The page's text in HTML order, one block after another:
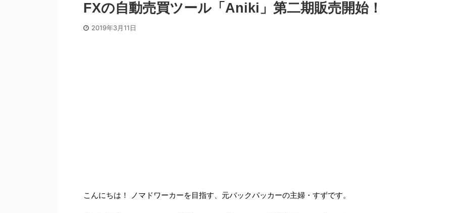
FXの自動売買ツール「Aniki」第二期販売開始！
2019年3月11日
こんにちは！ ノマドワーカーを目指す、元バックパッカーの主婦・すずです。